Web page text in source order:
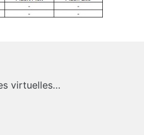
virtuelles…